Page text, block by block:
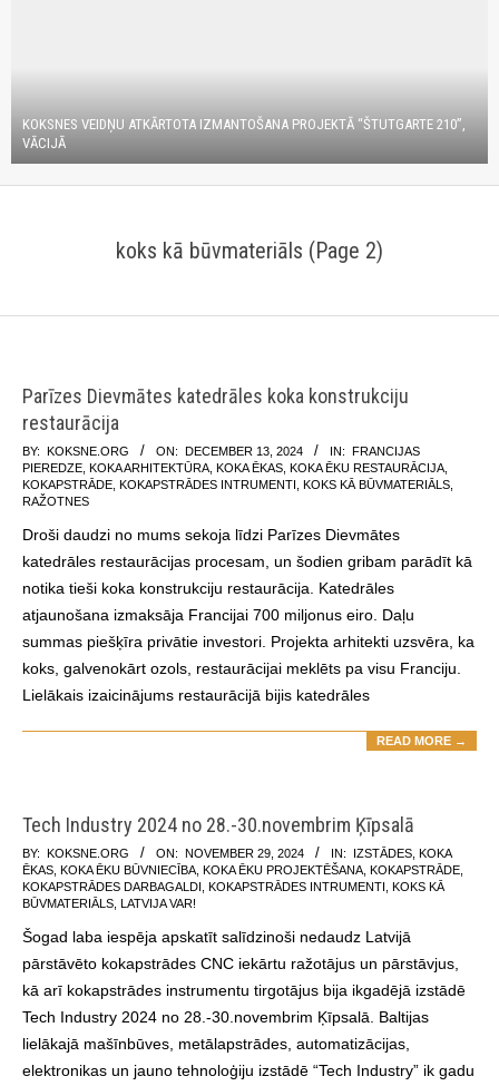
KOKSNES VEIDŅU ATKĀRTOTA IZMANTOŠANA PROJEKTĀ “ŠTUTGARTE 210”,
VĀCIJĀ
koks kā būvmateriāls (Page 2)
Parīzes Dievmātes katedrāles koka konstrukciju
restaurācija
2024-
12-
13
BY: KOKSNE.ORG ON: DECEMBER 13, 2024 IN:
FRANCIJAS
PIEREDZE
KOKA ARHITEKTŪRA KOKA ĒKAS KOKA ĒKU RESTAURĀCIJA
KOKAPSTRĀDE
KOKAPSTRĀDES INTRUMENTI KOKS KĀ BŪVMATERIĀLS
RAŽOTNES
Droši daudzi no mums sekoja līdzi Parīzes Dievmātes
katedrāles restaurācijas procesam, un šodien gribam parādīt kā
notika tieši koka konstrukciju restaurācija. Katedrāles
atjaunošana izmaksāja Francijai 700 miljonus eiro. Daļu
summas piešķīra privātie investori. Projekta arhitekti uzsvēra, ka
koks, galvenokārt ozols, restaurācijai meklēts pa visu Franciju.
Lielākais izaicinājums restaurācijā bijis katedrāles
READ MORE →
Tech Industry 2024 no 28.-30.novembrim Ķīpsalā
2024-
11-
29
BY: KOKSNE.ORG ON: NOVEMBER 29, 2024 IN: IZSTĀDES KOKA
ĒKAS KOKA ĒKU BŪVNIECĪBA KOKA ĒKU PROJEKTĒŠANA KOKAPSTRĀDE
KOKAPSTRĀDES DARBAGALDI KOKAPSTRĀDES INTRUMENTI KOKS KĀ
BŪVMATERIĀLS LATVIJA VAR!
Šogad laba iespēja apskatīt salīdzinoši nedaudz Latvijā
pārstāvēto kokapstrādes CNC iekārtu ražotājus un pārstāvjus,
kā arī kokapstrādes instrumentu tirgotājus bija ikgadējā izstādē
Tech Industry 2024 no 28.-30.novembrim Ķīpsalā. Baltijas
lielākajā mašīnbūves, metālapstrādes, automatizācijas,
elektronikas un jauno tehnoloģiju izstādē “Tech Industry” ik gadu